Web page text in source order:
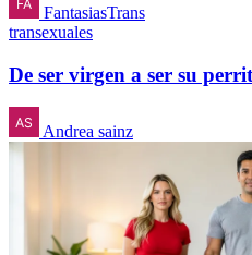
FantasiasTrans
transexuales
De ser virgen a ser su
Andrea sainz